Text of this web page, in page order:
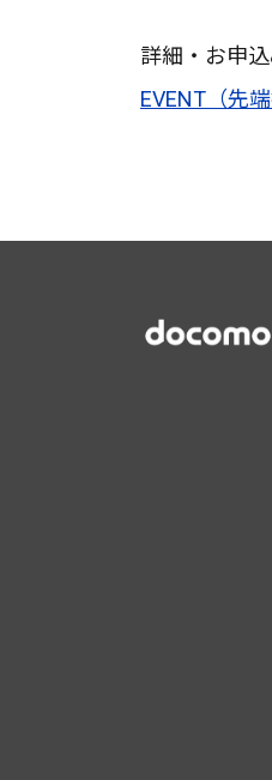
詳細・お申
EVENT（先